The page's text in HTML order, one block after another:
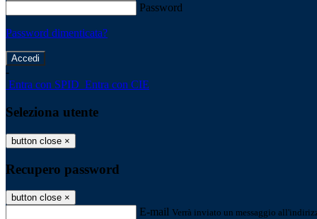
Password
Password dimenticata?
-
Entra con SPID Entra con CIE
Seleziona utente
button close ×
Recupero password
button close ×
E-mail Verrà inviato un messaggio